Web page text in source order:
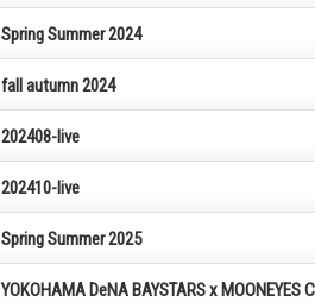
Spring Summer 2024
fall autumn 2024
202408-live
202410-live
Spring Summer 2025
YOKOHAMA DeNA BAYSTARS x MOONEYES